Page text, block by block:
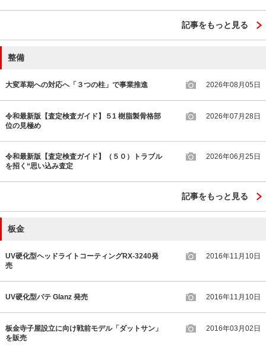
記事をもっと見る
整備
大変革期への対応へ「３つの柱」で事業推進 2026年08月05日
令和最新版【査定検査ガイド】５1 樹脂製骨格部
位の見極め
2026年07月28日
令和最新版【査定検査ガイド】（５０）トラブル
を招く“思い込み査定
2026年06月25日
記事をもっと見る
板金
UV硬化型ヘッドライトコーティングRX-3240発
売
2016年11月10日
UV硬化型パテ Glanz 発売 2016年11月10日
板金寺子屋設立に向け戦前モデル「ダットサン」
を販売
2016年03月02日